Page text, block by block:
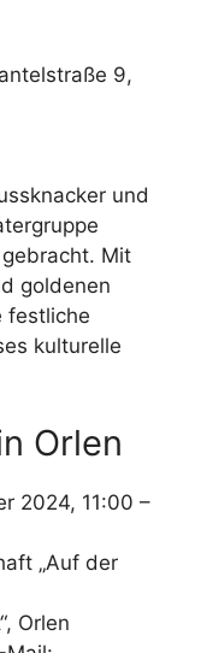
9,
und
Mit
goldenen
festliche
kulturelle
Orlen
2024, 11:00 –
„Auf der
Orlen